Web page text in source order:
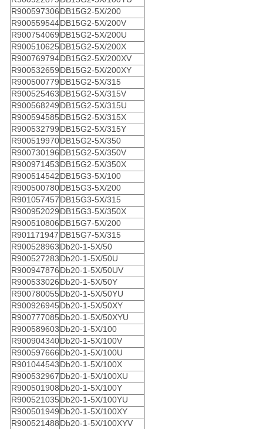
R900597306DB15G2-5X/200
R900559544DB15G2-5X/200V
R900754069DB15G2-5X/200U
R900510625DB15G2-5X/200X
R900769794DB15G2-5X/200XV
R900532659DB15G2-5X/200XY
R900500779DB15G2-5X/315
R900525463DB15G2-5X/315V
R900568249DB15G2-5X/315U
R900594585DB15G2-5X/315X
R900532799DB15G2-5X/315Y
R900519970DB15G2-5X/350
R900730196DB15G2-5X/350V
R900971453DB15G2-5X/350X
R900514542DB15G3-5X/100
R900500780DB15G3-5X/200
R901057457DB15G3-5X/315
R900952029DB15G3-5X/350X
R900510806DB15G7-5X/200
R901171947 DB15G7-5X/315
R900528963Db20-1-5X/50
R900527283Db20-1-5X/50U
R900947876Db20-1-5X/50UV
R900533026Db20-1-5X/50Y
R900780055Db20-1-5X/50YU
R900926945Db20-1-5X/50XY
R900777085Db20-1-5X/50XYU
R900589603Db20-1-5X/100
R900904340Db20-1-5X/100V
R900597666Db20-1-5X/100U
R901044543Db20-1-5X/100X
R900532967Db20-1-5X/100XU
R900501908Db20-1-5X/100Y
R900521035Db20-1-5X/100YU
R900501949Db20-1-5X/100XY
R900521488Db20-1-5X/100XYV